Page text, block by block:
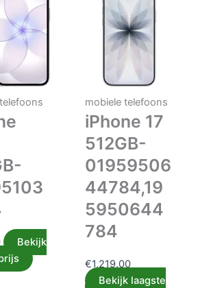
Bekijk
mobiele telefoons
iPhone 17
512GB-
01959506
44784,19
5950644
784
€1,219.00
Bekijk laagste